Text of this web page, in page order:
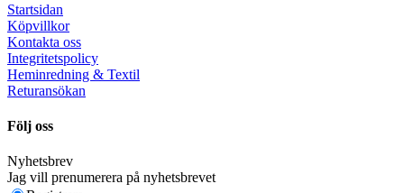
Startsidan
Köpvillkor
Kontakta oss
Integritetspolicy
Heminredning & Textil
Returansökan
Följ oss
Nyhetsbrev
Jag vill prenumerera på nyhetsbrevet